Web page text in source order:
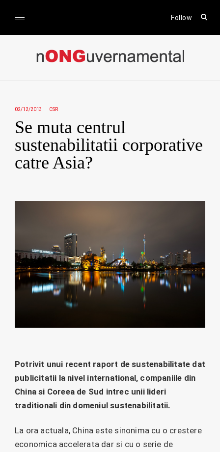
Follow
open
form
nONGuvernamental
02/12/2013 CSR
Se muta centrul
sustenabilitatii corporative
catre Asia?
Potrivit unui recent raport de sustenabilitate dat
publicitatii la nivel international, companiile din
China si Coreea de Sud intrec unii lideri
traditionali din domeniul sustenabilitatii.
La ora actuala, China este sinonima cu o crestere
economica accelerata dar si cu o serie de